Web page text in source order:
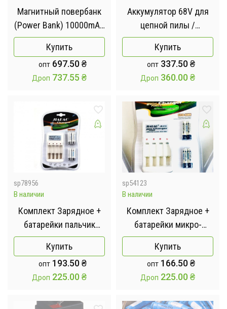
Магнитный повербанк
(Power Bank) 10000mAh
с MagSafe, быстрой
зарядкой 22.5W и LED-
дисплеем для iPhone
12/13/14/15/16
Купить
опт 697.50₴
Дроп 737.55 ₴
Аккумулятор 68V для
цепной пилы /
Дополнительный
литий-ионный
аккумулятор для мини
пилы AND 0410-1
Купить
опт 337.50₴
Дроп 360.00₴
sp78956
В наличии
Комплект Зарядное +
батарейки пальчик
212AA(3278)
Купить
опт 193.50₴
Дроп 225.00₴
sp54123
В наличии
Комплект Зарядное +
батарейки микро-
пальчик удобное
зарядное устройство
JIABAO 212AAA(3279)
Купить
опт 166.50₴
Дроп 225.00₴